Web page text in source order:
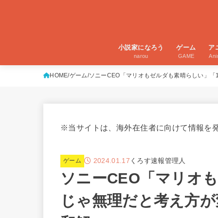
小説家になろう
narou
ゲーム
GAME
ア
HOME ゲーム ソニーCEO「マリオもゼルダも素晴らしい」
※当サイトは、海外在住者に向けて情報を
ゲーム 2024.01.17 くろす速報管理人
ソニーCEO「マリオ
じゃ無理だと考え方